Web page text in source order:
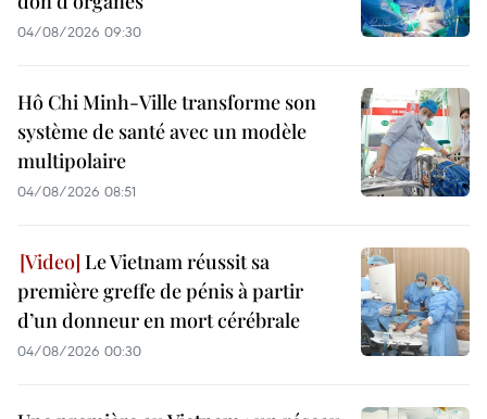
04/08/2026 09:30
Hô Chi Minh-Ville transforme son
système de santé avec un modèle
multipolaire
04/08/2026 08:51
Le Vietnam réussit sa
première greffe de pénis à partir
d’un donneur en mort cérébrale
04/08/2026 00:30